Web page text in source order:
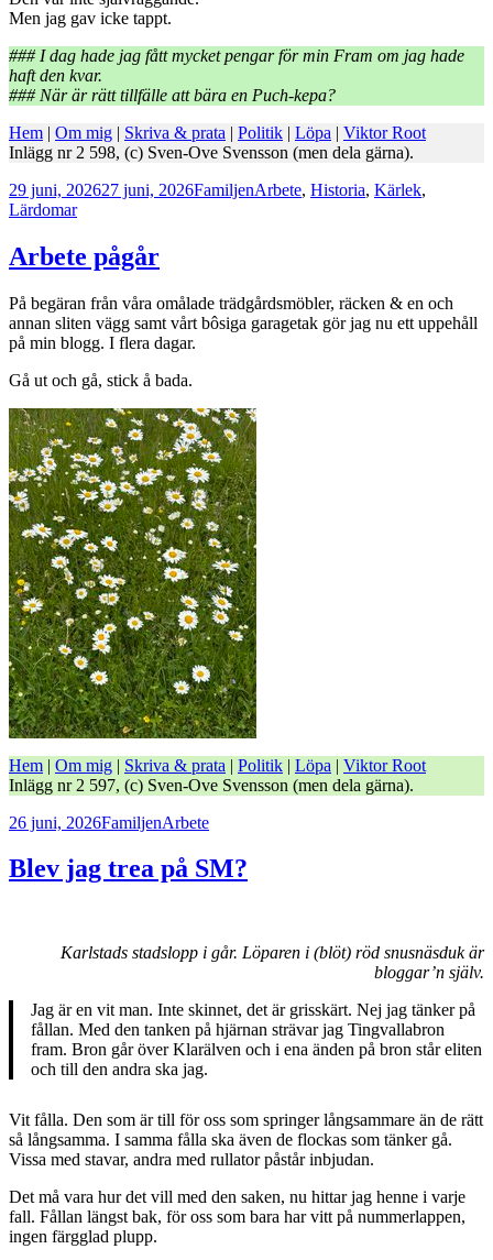
Men jag gav icke tappt.
### I dag hade jag fått mycket pengar för min Fram om jag hade
haft den kvar.
### När är rätt tillfälle att bära en Puch-kepa?
Hem | Om mig | Skriva & prata | Politik | Löpa | Viktor Root
Inlägg nr 2 598, (c) Sven-Ove Svensson (men dela gärna).
Postat
29 juni, 202627 juni, 2026Kategorier
FamiljenTaggar
Arbete, Historia, Kärlek,
Lärdomar
Arbete pågår
På begäran från våra omålade trädgårdsmöbler, räcken & en och
annan sliten vägg samt vårt bôsiga garagetak gör jag nu ett uppehåll
på min blogg. I flera dagar.
Gå ut och gå, stick å bada.
Hem | Om mig | Skriva & prata | Politik | Löpa | Viktor Root
Inlägg nr 2 597, (c) Sven-Ove Svensson (men dela gärna).
Postat
26 juni, 2026Kategorier
FamiljenTaggar
Arbete
Blev jag trea på SM?
Karlstads stadslopp i går. Löparen i (blöt) röd snusnäsduk är
bloggar’n själv.
Jag är en vit man. Inte skinnet, det är grisskärt. Nej jag tänker på
fållan. Med den tanken på hjärnan strävar jag Tingvallabron
fram. Bron går över Klarälven och i ena änden på bron står eliten
och till den andra ska jag.
Vit fålla. Den som är till för oss som springer långsammare än de rätt
så långsamma. I samma fålla ska även de flockas som tänker gå.
Vissa med stavar, andra med rullator påstår inbjudan.
Det må vara hur det vill med den saken, nu hittar jag henne i varje
fall. Fållan längst bak, för oss som bara har vitt på nummerlappen,
ingen färgglad plupp.